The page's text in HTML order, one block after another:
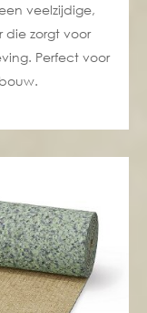
veelzijdige,
die zorgt voor
Perfect voor